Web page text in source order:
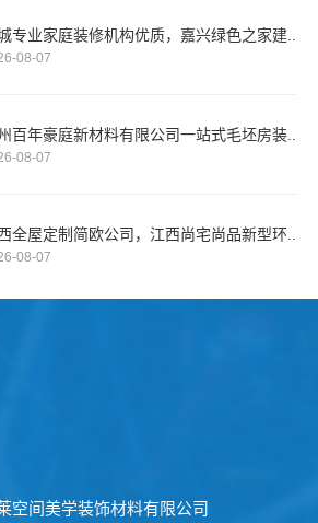
专业家庭装修机构优质，嘉兴绿色之家建..
08-07
百年豪庭新材料有限公司一站式毛坯房装..
08-07
全屋定制简欧公司，江西尚宅尚品新型环..
08-07
空间美学装饰材料有限公司